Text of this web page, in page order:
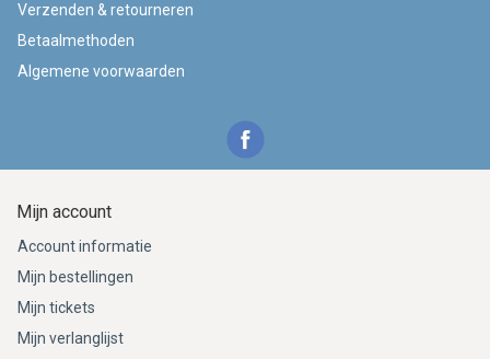
Verzenden & retourneren
Betaalmethoden
Algemene voorwaarden
Mijn account
Account informatie
Mijn bestellingen
Mijn tickets
Mijn verlanglijst